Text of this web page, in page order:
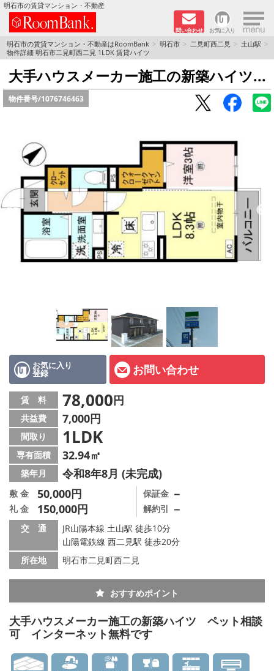
明石市の賃貸マンション・不動産
問い合わせ お気に入り ×
TOPページ
分譲マンションシリーズ
リノベーション物件
オートロック付き物件特集
路線·駅から探す
地域から探す
地図から探す
スタッフ紹介ページ
LINE公式アカウント
店舗情報·アクセス
会社概要
メールでお問い合わせ
明石市の賃貸マンション・不動産はRoomBank 明石市 二見町西二見
土山駅
物件詳細 明石市二見町西二見 1LDK 賃貸ハイツ
大手ハウスメーカー施工の新築ハイツ...
物件番号/1076746463
お気に入り
登録 お問い合わせ
賃 料 78,000円
共益費 7,000円
間取り 1LDK
専有面積 32.94㎡
築年月 令和8年8月 (未完成)
敷 金 50,000円
礼 金 150,000円
保証金 －
解約引 －
交 通
JR山陽本線 土山駅 徒歩10分
山陽電鉄線 西二見駅 徒歩20分
所在地
明石市二見町西二見
おすすめポイント
大手ハウスメーカー施工の新築ハイツ ペット相談
可 インターネット無料です